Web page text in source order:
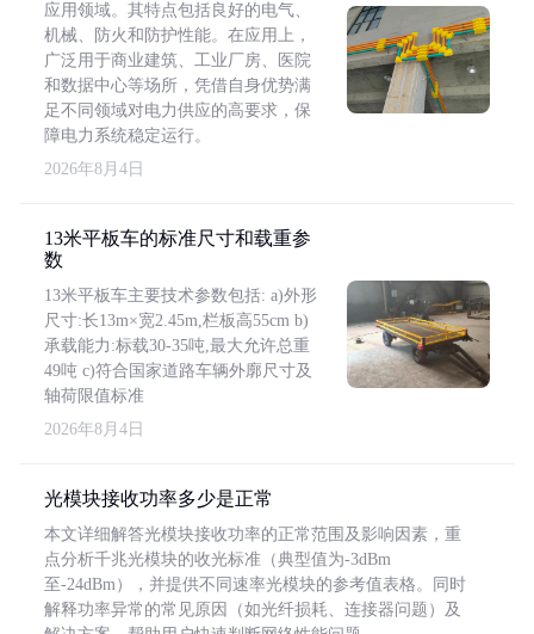
应用领域。其特点包括良好的电气、
机械、防火和防护性能。在应用上，
广泛用于商业建筑、工业厂房、医院
和数据中心等场所，凭借自身优势满
足不同领域对电力供应的高要求，保
障电力系统稳定运行。
2026年8月4日
13米平板车的标准尺寸和载重参
数
13米平板车主要技术参数包括: a)外形
尺寸:长13m×宽2.45m,栏板高55cm b)
承载能力:标载30-35吨,最大允许总重
49吨 c)符合国家道路车辆外廓尺寸及
轴荷限值标准
2026年8月4日
光模块接收功率多少是正常
本文详细解答光模块接收功率的正常范围及影响因素，重
点分析千兆光模块的收光标准（典型值为-3dBm
至-24dBm），并提供不同速率光模块的参考值表格。同时
解释功率异常的常见原因（如光纤损耗、连接器问题）及